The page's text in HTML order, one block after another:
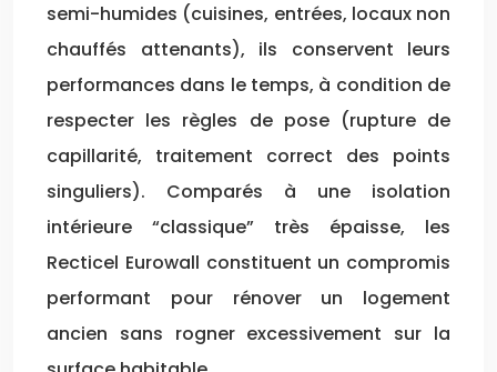
semi-humides (cuisines, entrées, locaux non
chauffés attenants), ils conservent leurs
performances dans le temps, à condition de
respecter les règles de pose (rupture de
capillarité, traitement correct des points
singuliers). Comparés à une isolation
intérieure “classique” très épaisse, les
Recticel Eurowall constituent un compromis
performant pour rénover un logement
ancien sans rogner excessivement sur la